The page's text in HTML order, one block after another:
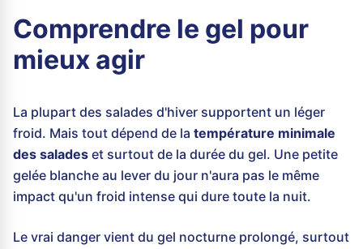
Comprendre le gel pour
mieux agir
La plupart des salades d'hiver supportent un léger
froid. Mais tout dépend de la température minimale
des salades et surtout de la durée du gel. Une petite
gelée blanche au lever du jour n'aura pas le même
impact qu'un froid intense qui dure toute la nuit.
Le vrai danger vient du gel nocturne prolongé, surtout